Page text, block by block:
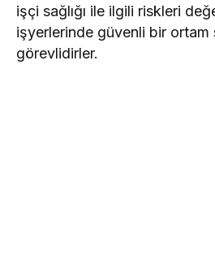
işçi sağlığı ile ilgili riskleri
işyerlerinde güvenli bir ortam
görevlidirler.